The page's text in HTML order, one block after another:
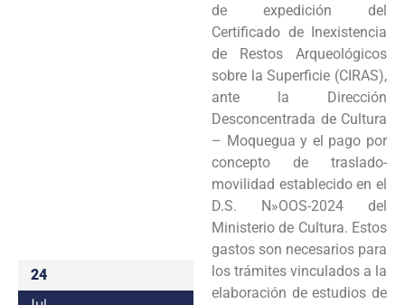
24
de expedición del
Certificado de Inexistencia
de Restos Arqueológicos
sobre la Superficie (CIRAS),
ante la Dirección
Desconcentrada de Cultura
– Moquegua y el pago por
concepto de traslado-
movilidad establecido en el
D.S. N»OOS-2024 del
Ministerio de Cultura. Estos
gastos son necesarios para
los trámites vinculados a la
elaboración de estudios de